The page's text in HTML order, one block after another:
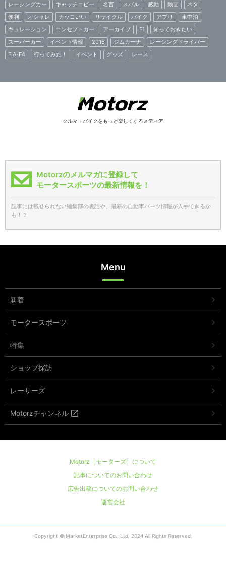
レーシングカー
キャッチコピー 名言 スバル 感動 動画
ネタ
便利
オシャレ カッコいい リサイクル バイク アプリ
車中泊
キュレーション
コンセプトカー アーカイブ F1
知っておきたい
スーパーカー
イベント情報 2016 ジムカーナ
レーシングドライバー
FIA-F4
行ってみた！ イベント グッズ レース
クルマ・バイクをもっと楽しくするメディア
Motorzのメルマガに登録して
モータースポーツの最新情報を！
記事には載せられない編集部の裏話や、最新の自動車パーツ情報が入手できるか
も！？
Menu
新着
モータースポーツ
特集
ショップ探訪
レーサーズ
Motorzチャンネル
Motorz（モーターズ）について
記事についてのお問い合わせ
広告出稿についてのお問い合わせ
運営会社
Copyright © MarketEnterprise Co., Ltd. 2024 All Rights Reserved.